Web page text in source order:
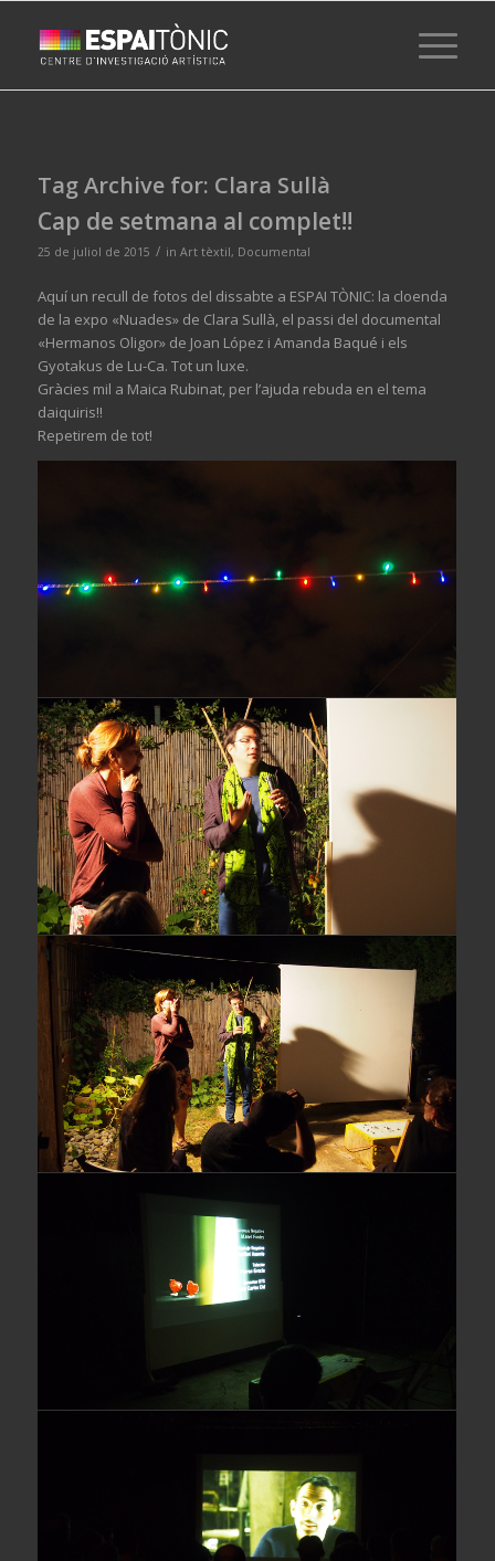
Tag Archive for: Clara Sullà
Cap de setmana al complet!!
25 de juliol de 2015 / in Art tèxtil, Documental
Aquí un recull de fotos del dissabte a ESPAI TÒNIC: la cloenda
de la expo «Nuades» de Clara Sullà, el passi del documental
«Hermanos Oligor» de Joan López i Amanda Baqué i els
Gyotakus de Lu-Ca. Tot un luxe.
Gràcies mil a Maica Rubinat, per l’ajuda rebuda en el tema
daiquiris!!
Repetirem de tot!